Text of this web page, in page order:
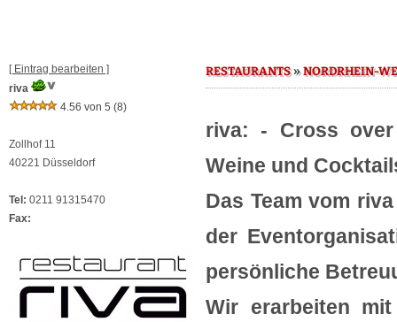
[ Eintrag bearbeiten ]
riva
4.56 von 5 (8)
Zollhof 11
40221 Düsseldorf
Tel: 0211 91315470
Fax:
RESTAURANTS»NORDRHEIN-
riva: - Cross
Weine und
Das Team vom
der
persönliche
Wir erarbeiten